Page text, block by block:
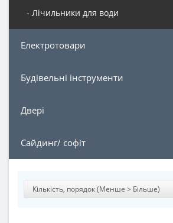
- Лічильники для води
Електротовари
Будівельні інструменти
Двері
Сайдинг/ софіт